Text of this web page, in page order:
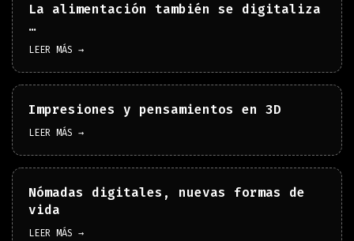
La alimentación también se digitaliza
…
LEER MÁS →
Impresiones y pensamientos en 3D
LEER MÁS →
Nómadas digitales, nuevas formas de
vida
LEER MÁS →